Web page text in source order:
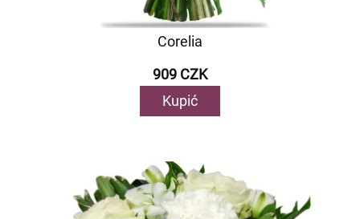
Corelia
909 CZK
Kupić